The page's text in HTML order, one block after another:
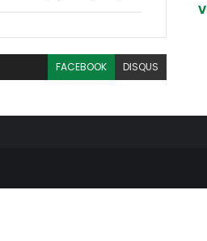
FACEBOOK DISQUS